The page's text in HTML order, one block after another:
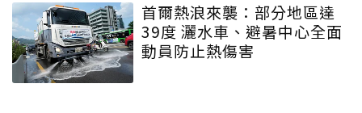
首爾熱浪來襲：部分地區達
39度 灑水車、避暑中心全面
動員防止熱傷害